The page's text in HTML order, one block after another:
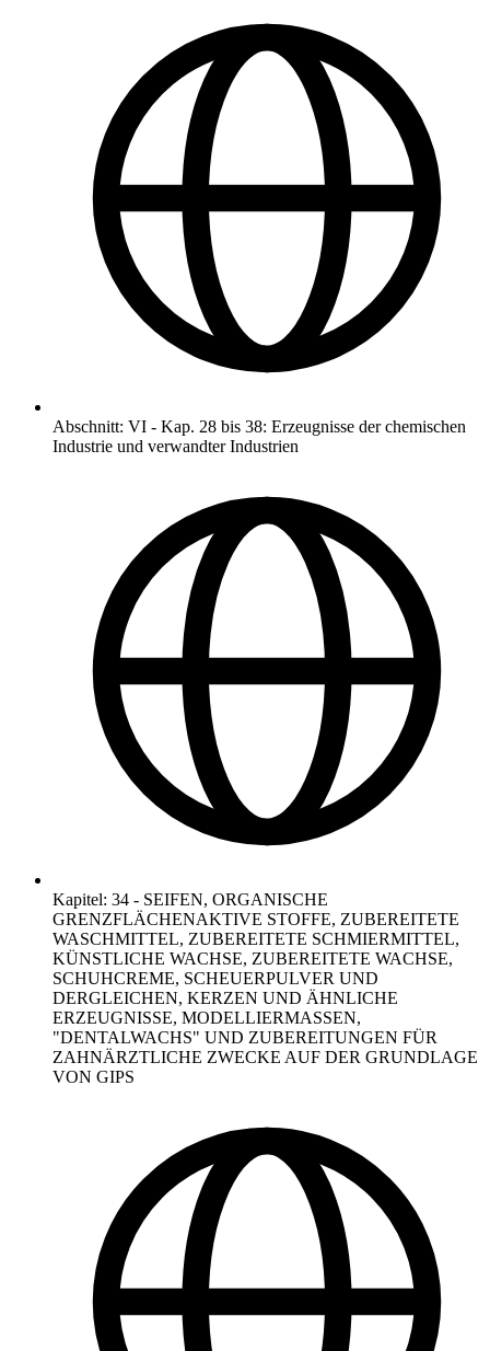
Abschnitt: VI - Kap. 28 bis 38: Erzeugnisse der chemischen
Industrie und verwandter Industrien
Kapitel: 34 - SEIFEN, ORGANISCHE
GRENZFLÄCHENAKTIVE STOFFE, ZUBEREITETE
WASCHMITTEL, ZUBEREITETE SCHMIERMITTEL,
KÜNSTLICHE WACHSE, ZUBEREITETE WACHSE,
SCHUHCREME, SCHEUERPULVER UND
DERGLEICHEN, KERZEN UND ÄHNLICHE
ERZEUGNISSE, MODELLIERMASSEN,
"DENTALWACHS" UND ZUBEREITUNGEN FÜR
ZAHNÄRZTLICHE ZWECKE AUF DER GRUNDLAGE
VON GIPS